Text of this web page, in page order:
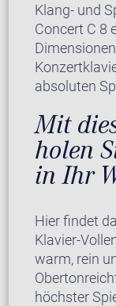
Klang- und
Concert C 8
absoluten
Mit
holen
in Ihr
Hier findet
Klavier-
warm, rein
höchster